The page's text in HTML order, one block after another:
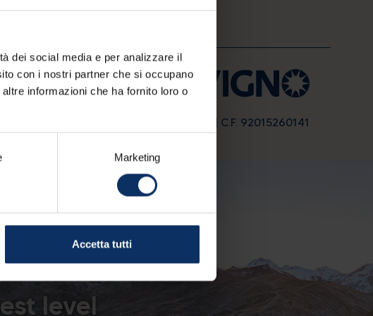
dei social media e per analizzare il
con i nostri partner che si occupano
informazioni che ha fornito loro o
Marketing
Accetta tutti
- Via Rasia 999 - I-23041 Livigno (So) | C.F. 92015260141
level